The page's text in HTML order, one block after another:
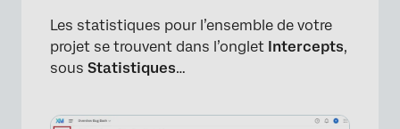
Les statistiques pour l’ensemble de votre
projet se trouvent dans l’onglet Intercepts,
sous Statistiques…